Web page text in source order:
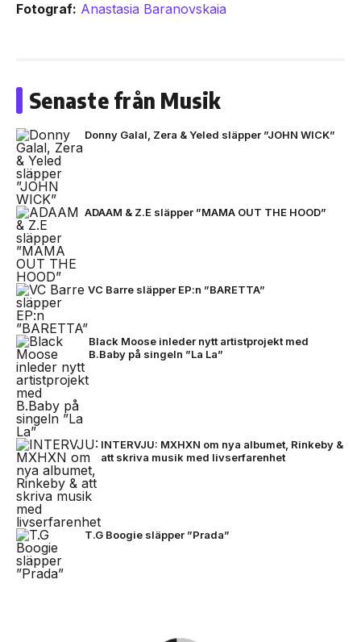
Fotograf: Anastasia Baranovskaia
Senaste från Musik
Donny Galal, Zera & Yeled släpper ”JOHN WICK”
ADAAM & Z.E släpper ”MAMA OUT THE HOOD”
VC Barre släpper EP:n ”BARETTA”
Black Moose inleder nytt artistprojekt med
B.Baby på singeln ”La La”
INTERVJU: MXHXN om nya albumet, Rinkeby &
att skriva musik med livserfarenhet
T.G Boogie släpper ”Prada”